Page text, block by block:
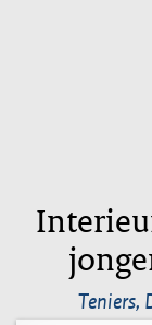
Teniers,